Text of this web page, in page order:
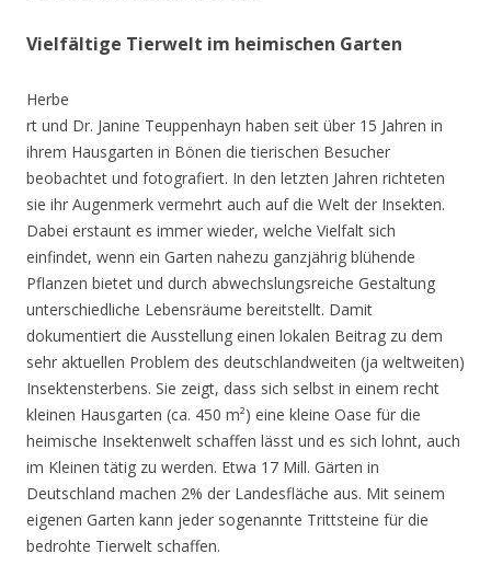
Vielfältige Tierwelt im heimischen Garten
Herbe
rt und Dr. Janine Teuppenhayn haben seit über 15 Jahren in
ihrem Hausgarten in Bönen die tierischen Besucher
beobachtet und fotografiert. In den letzten Jahren richteten
sie ihr Augenmerk vermehrt auch auf die Welt der Insekten.
Dabei erstaunt es immer wieder, welche Vielfalt sich
einfindet, wenn ein Garten nahezu ganzjährig blühende
Pflanzen bietet und durch abwechslungsreiche Gestaltung
unterschiedliche Lebensräume bereitstellt. Damit
dokumentiert die Ausstellung einen lokalen Beitrag zu dem
sehr aktuellen Problem des deutschlandweiten (ja weltweiten)
Insektensterbens. Sie zeigt, dass sich selbst in einem recht
kleinen Hausgarten (ca. 450 m²) eine kleine Oase für die
heimische Insektenwelt schaffen lässt und es sich lohnt, auch
im Kleinen tätig zu werden. Etwa 17 Mill. Gärten in
Deutschland machen 2% der Landesfläche aus. Mit seinem
eigenen Garten kann jeder sogenannte Trittsteine für die
bedrohte Tierwelt schaffen.